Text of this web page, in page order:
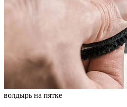
волдырь на пятке